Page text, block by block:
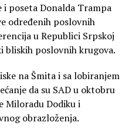
poseta Donalda Trampa
određenih poslovnih
u Republici Srpskoj
bliskih poslovnih krugova.
na Šmita i sa lobiranjem
da su SAD u oktobru
Miloradu Dodiku i
obrazloženja.